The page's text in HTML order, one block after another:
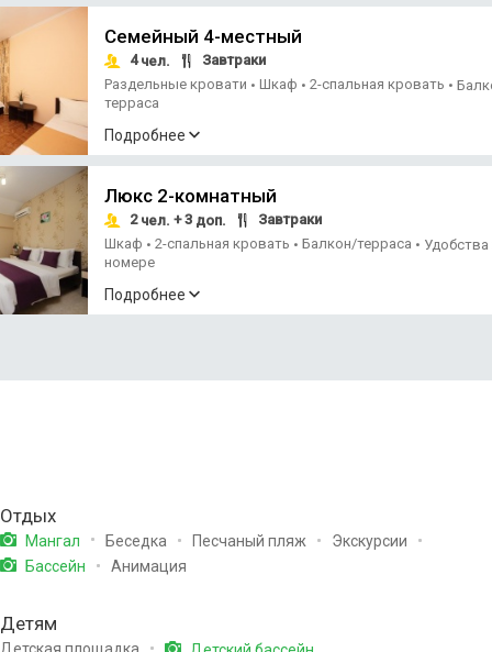
Семейный 4-местный
4чел.
Завтраки
Раздельные кровати • Шкаф • 2-спальная кровать •
терраса
Подробнее
Люкс 2-комнатный
2чел. + 3 доп.
Завтраки
Шкаф • 2-спальная кровать • Балкон/терраса • Удобства
номере
Подробнее
Отдых
Мангал Беседка Песчаный пляж
Экскурсии
Бассейн
Анимация
Детям